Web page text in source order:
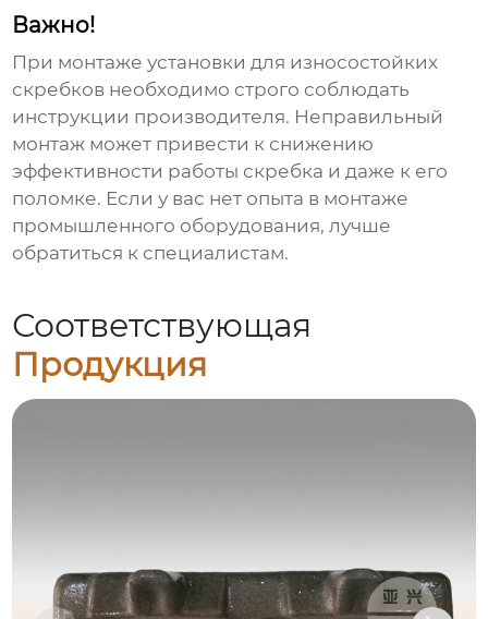
Важно!
При монтажеустановки для износостойких
скребков необходимо строго соблюдать
инструкции производителя. Неправильный
монтаж может привести к снижению
эффективности работы скребка и даже к его
поломке. Если у вас нет опыта в монтаже
промышленного оборудования, лучше
обратиться к специалистам.
Соответствующая
Продукция